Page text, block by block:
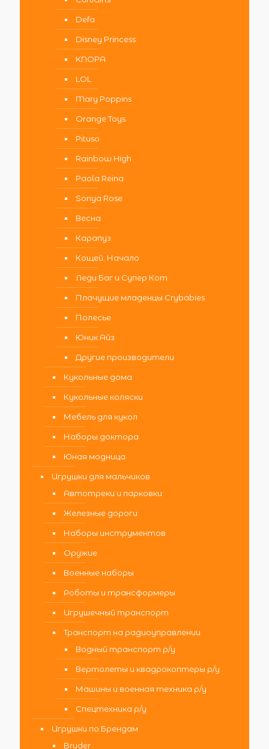
Defa
Disney Princess
KNOPA
LOL
Mary Poppins
Orange Toys
Pituso
Rainbow High
Paola Reina
Sonya Rose
Весна
Карапуз
Кощей. Начало
Леди Баг и Супер Кот
Плачущие младенцы Crybabies
Полесье
Юник Айз
Другие производители
Кукольные дома
Кукольные коляски
Мебель для кукол
Наборы доктора
Юная модница
Игрушки для мальчиков
Автотреки и парковки
Железные дороги
Наборы инструментов
Оружие
Военные наборы
Роботы и трансформеры
Игрушечный транспорт
Транспорт на радиоуправлении
Водный транспорт р/у
Вертолеты и квадрокоптеры р/у
Машины и военная техника р/у
Спецтехника р/у
Игрушки по Брендам
Bruder